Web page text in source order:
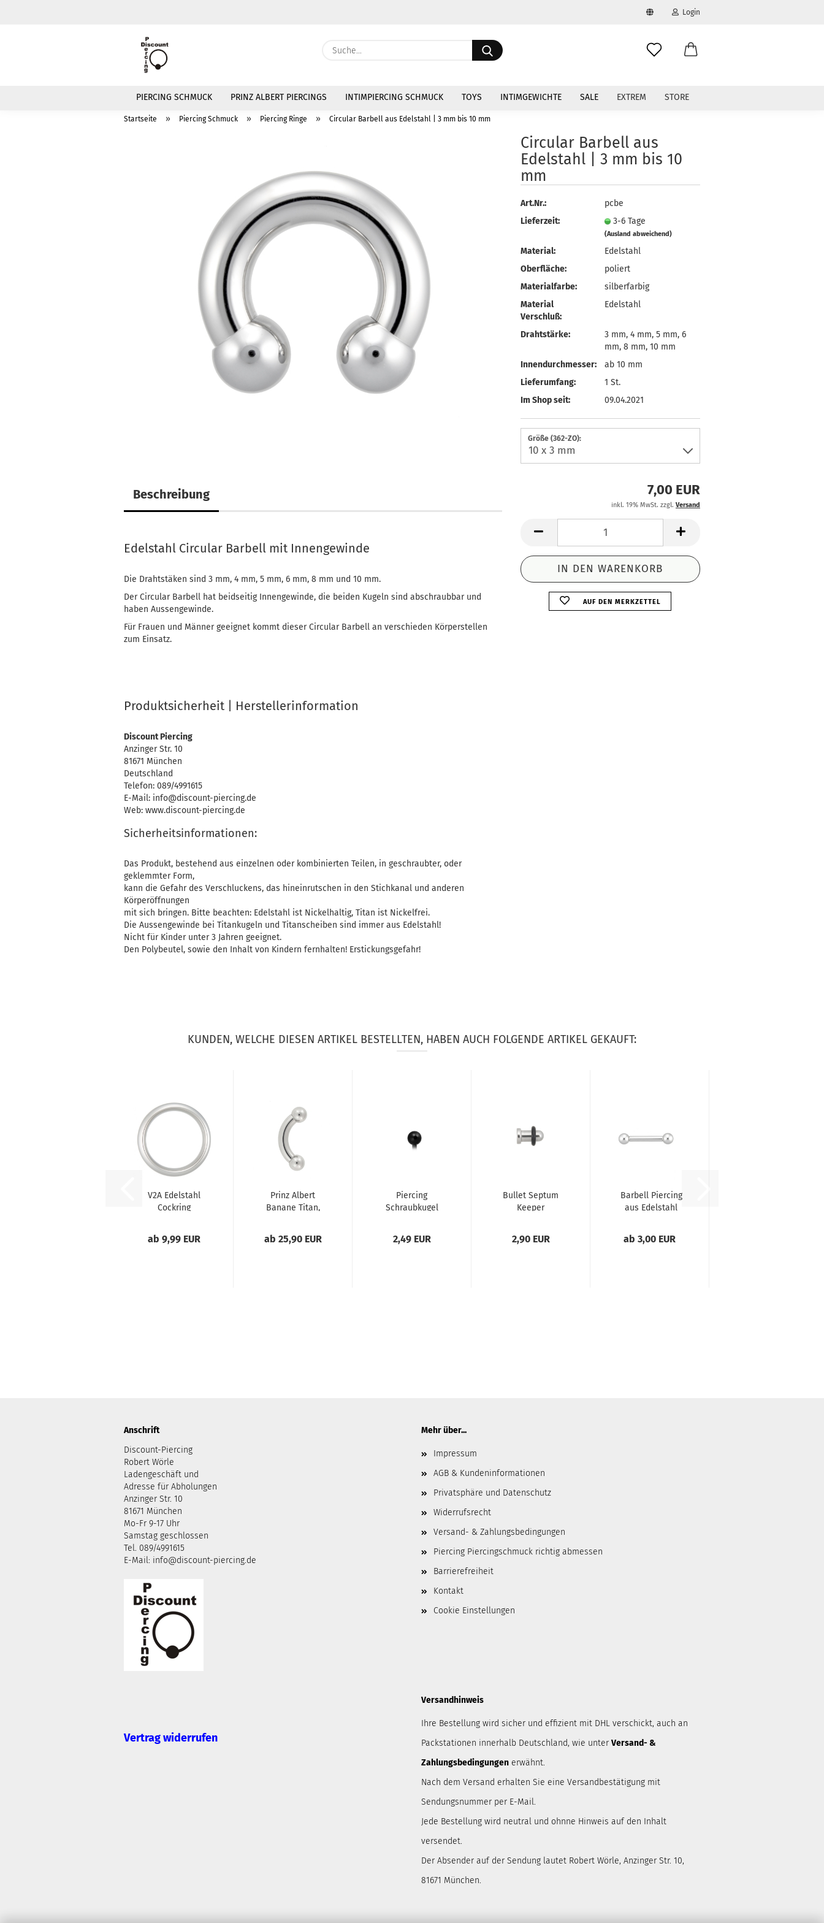
Währung auswählen
Login
Konto erstellen
Passwort vergessen?
Suche...
PIERCING SCHMUCK PRINZ ALBERT PIERCINGS INTIMPIERCING SCHMUCK TOYS INTIMGEWICHTE SALE EXTREM STORE
Startseite » Piercing Schmuck » Piercing Ringe » Circular Barbell aus Edelstahl | 3 mm bis 10 mm
Circular Barbell aus
Edelstahl | 3 mm bis 10
mm
Art.Nr.:
pcbe
Lieferzeit:
3-6 Tage
(Ausland abweichend)
Material:
Edelstahl
Oberfläche:
poliert
Materialfarbe:
silberfarbig
Material
Verschluß:
Edelstahl
Drahtstärke:
3 mm, 4 mm, 5 mm, 6
mm, 8 mm, 10 mm
Innendurchmesser:
ab 10 mm
Lieferumfang:
1 St.
Im Shop seit:
09.04.2021
Größe (362-ZO):
7,00 EUR
inkl. 19% MwSt. zzgl. Versand
AUF DEN MERKZETTEL
Beschreibung
Edelstahl Circular Barbell mit Innengewinde
Die Drahtstäken sind 3 mm, 4 mm, 5 mm, 6 mm, 8 mm und 10 mm.
Der Circular Barbell hat beidseitig Innengewinde, die beiden Kugeln sind abschraubbar und
haben Aussengewinde.
Für Frauen und Männer geeignet kommt dieser Circular Barbell an verschieden Körperstellen
zum Einsatz.
Produktsicherheit | Herstellerinformation
Discount Piercing
Anzinger Str. 10
81671 München
Deutschland
Telefon: 089/4991615
E-Mail: info@discount-piercing.de
Web: www.discount-piercing.de
Sicherheitsinformationen:
Das Produkt, bestehend aus einzelnen oder kombinierten Teilen, in geschraubter, oder
geklemmter Form,
kann die Gefahr des Verschluckens, das hineinrutschen in den Stichkanal und anderen
Körperöffnungen
mit sich bringen. Bitte beachten: Edelstahl ist Nickelhaltig, Titan ist Nickelfrei.
Die Aussengewinde bei Titankugeln und Titanscheiben sind immer aus Edelstahl!
Nicht für Kinder unter 3 Jahren geeignet.
Den Polybeutel, sowie den Inhalt von Kindern fernhalten! Erstickungsgefahr!
KUNDEN, WELCHE DIESEN ARTIKEL BESTELLTEN, HABEN AUCH FOLGENDE ARTIKEL GEKAUFT:
V2A Edelstahl
Cockring
ab 9,99 EUR
Prinz Albert
Banane Titan,
ab 25,90 EUR
Piercing
Schraubkugel
2,49 EUR
Bullet Septum
Keeper
2,90 EUR
Barbell Piercing
aus Edelstahl
Aussengewinde...
ab 3,00 EUR
Anschrift
Discount-Piercing
Robert Wörle
Ladengeschäft und
Adresse für Abholungen
Anzinger Str. 10
81671 München
Mo-Fr 9-17 Uhr
Samstag geschlossen
Tel. 089/4991615
E-Mail: info@discount-piercing.de
Mehr über...
Impressum
AGB & Kundeninformationen
Privatsphäre und Datenschutz
Widerrufsrecht
Versand- & Zahlungsbedingungen
Piercing Piercingschmuck richtig abmessen
Barrierefreiheit
Kontakt
Cookie Einstellungen
Vertrag widerrufen
Versandhinweis
Ihre Bestellung wird sicher und effizient mit DHL verschickt, auch an
Packstationen innerhalb Deutschland, wie unter Versand- &
Zahlungsbedingungen erwähnt.
Nach dem Versand erhalten Sie eine Versandbestätigung mit
Sendungsnummer per E-Mail.
Jede Bestellung wird neutral und ohnne Hinweis auf den Inhalt
versendet.
Der Absender auf der Sendung lautet Robert Wörle, Anzinger Str. 10,
81671 München.